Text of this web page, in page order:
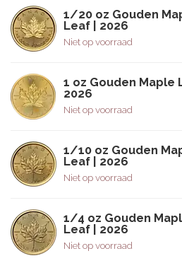
1/20 oz Gouden
Leaf | 2026
Niet op voorraad
1 oz Gouden Maple
2026
Niet op voorraad
1/10 oz Gouden
Leaf | 2026
Niet op voorraad
1/4 oz Gouden
Leaf | 2026
Niet op voorraad